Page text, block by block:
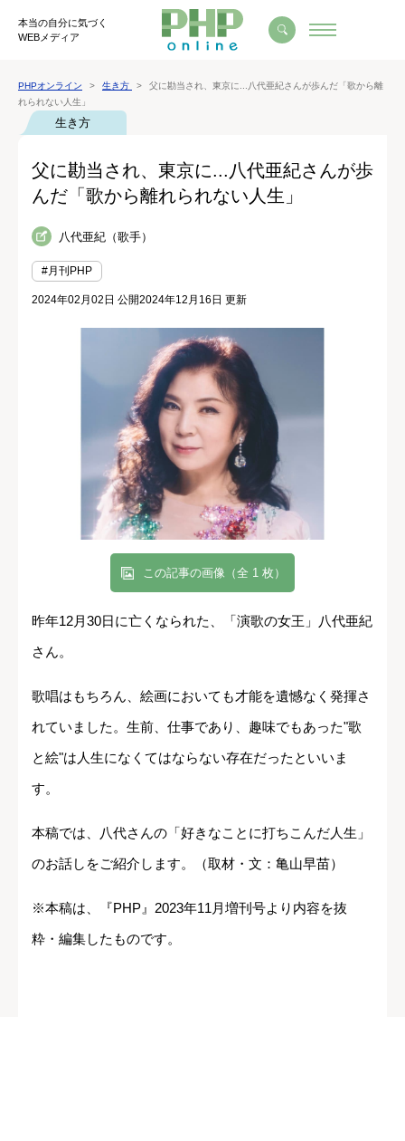
本当の自分に気づく
WEBメディア
PHPオンライン 生き方
父に勘当され、東京に...八代亜紀さんが歩んだ「歌から離
れられない人生」
生き方
父に勘当され、東京に...八代亜紀さんが歩
んだ「歌から離れられない人生」
八代亜紀（歌手）
#月刊PHP
2024年02月02日 公開2024年12月16日 更新
この記事の画像（全 1 枚）
昨年12月30日に亡くなられた、「演歌の女王」八代亜紀
さん。
歌唱はもちろん、絵画においても才能を遺憾なく発揮さ
れていました。生前、仕事であり、趣味でもあった"歌
と絵"は人生になくてはならない存在だったといいま
す。
本稿では、八代さんの「好きなことに打ちこんだ人生」
のお話しをご紹介します。（取材・文：亀山早苗）
※本稿は、『PHP』2023年11月増刊号より内容を抜
粋・編集したものです。